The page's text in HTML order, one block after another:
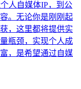
人自媒体IP，到公
。无论你是刚刚起
，这里都将提供实
瓶颈，实现个人成
，是希望通过自媒